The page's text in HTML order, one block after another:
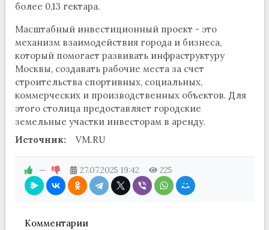
более 0,13 гектара.
Масштабный инвестиционный проект - это
механизм взаимодействия города и бизнеса,
который помогает развивать инфраструктуру
Москвы, создавать рабочие места за счет
строительства спортивных, социальных,
коммерческих и производственных объектов. Для
этого столица предоставляет городские
земельные участки инвесторам в аренду.
Источник:
VM.RU
— 27.07.2025 19:42 225
Комментарии